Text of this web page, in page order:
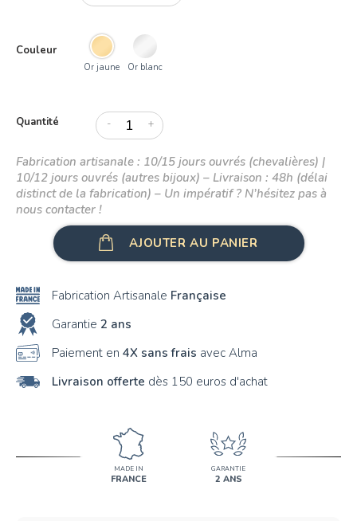
Or 18K
Couleur
Or jaune Or blanc
Quantité - +
Fabrication artisanale : 10/15 jours ouvrés (chevalières) |
10/12 jours ouvrés (autres bijoux) – Livraison : 48h (délai
distinct de la fabrication) – Un impératif ? N’hésitez pas à
nous contacter !
AJOUTER AU PANIER
Fabrication Artisanale Française
Garantie 2 ans
Paiement en 4X sans frais avec Alma
Livraison offerte dès 150 euros d'achat
MADE IN
FRANCE
GARANTIE
2 ANS